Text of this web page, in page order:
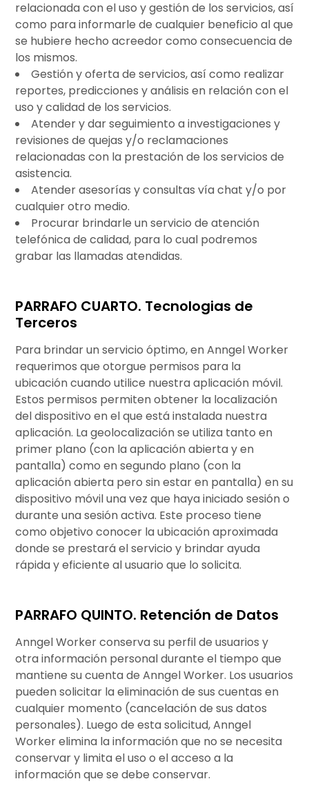
relacionada con el uso y gestión de los servicios, así
como para informarle de cualquier beneficio al que
se hubiere hecho acreedor como consecuencia de
los mismos.
Gestión y oferta de servicios, así como realizar
reportes, predicciones y análisis en relación con el
uso y calidad de los servicios.
Atender y dar seguimiento a investigaciones y
revisiones de quejas y/o reclamaciones
relacionadas con la prestación de los servicios de
asistencia.
Atender asesorías y consultas vía chat y/o por
cualquier otro medio.
Procurar brindarle un servicio de atención
telefónica de calidad, para lo cual podremos
grabar las llamadas atendidas.
PARRAFO CUARTO. Tecnologias de
Terceros
Para brindar un servicio óptimo, en Anngel Worker
requerimos que otorgue permisos para la
ubicación cuando utilice nuestra aplicación móvil.
Estos permisos permiten obtener la localización
del dispositivo en el que está instalada nuestra
aplicación. La geolocalización se utiliza tanto en
primer plano (con la aplicación abierta y en
pantalla) como en segundo plano (con la
aplicación abierta pero sin estar en pantalla) en su
dispositivo móvil una vez que haya iniciado sesión o
durante una sesión activa. Este proceso tiene
como objetivo conocer la ubicación aproximada
donde se prestará el servicio y brindar ayuda
rápida y eficiente al usuario que lo solicita.
PARRAFO QUINTO. Retención de Datos
Anngel Worker conserva su perfil de usuarios y
otra información personal durante el tiempo que
mantiene su cuenta de Anngel Worker. Los usuarios
pueden solicitar la eliminación de sus cuentas en
cualquier momento (cancelación de sus datos
personales). Luego de esta solicitud, Anngel
Worker elimina la información que no se necesita
conservar y limita el uso o el acceso a la
información que se debe conservar.